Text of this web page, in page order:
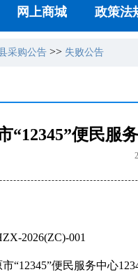
网上商城 政策法
采购公告 >> 失败公告
“12345”便民服
2026(ZC)-001
市“12345”便民服务中心